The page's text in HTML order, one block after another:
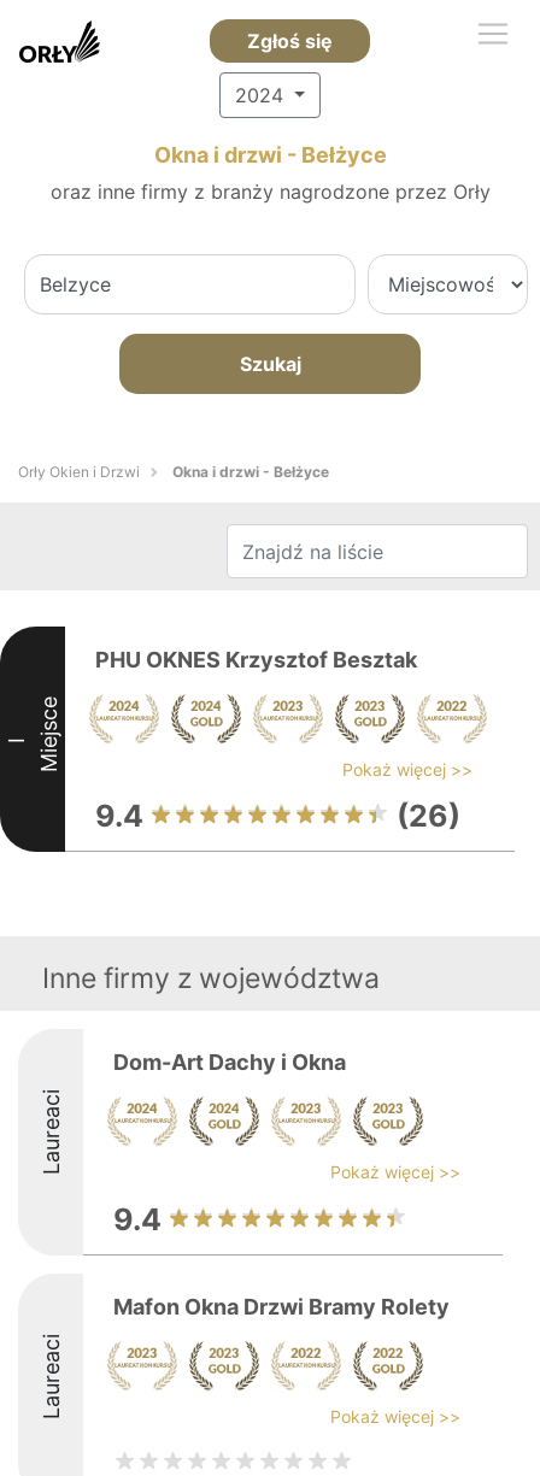
Zgłoś się
2024
Okna i drzwi - Bełżyce
oraz inne firmy z branży nagrodzone przez Orły
Szukaj
Orły Okien i Drzwi Okna i drzwi - Bełżyce
I Miejsce
PHU OKNES Krzysztof Besztak
Pokaż więcej >>
9.4 (26)
Inne firmy z województwa
Laureaci
Dom-Art Dachy i Okna
Pokaż więcej >>
9.4
Laureaci
Mafon Okna Drzwi Bramy Rolety
Pokaż więcej >>